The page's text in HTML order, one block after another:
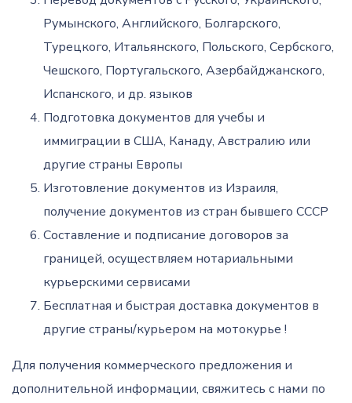
Румынского, Английского, Болгарского,
Турецкого, Итальянского, Польского, Сербского,
Чешского, Португальского, Азербайджанского,
Испанского, и др. языков
Подготовка документов для учебы и
иммиграции в США, Канаду, Австралию или
другие страны Европы
Изготовление документов из Израиля,
получение документов из стран бывшего СССР
Составление и подписание договоров за
границей, осуществляем нотариальными
курьерскими сервисами
Бесплатная и быстрая доставка документов в
другие страны/курьером на мотокурье !
Для получения коммерческого предложения и
дополнительной информации, свяжитесь с нами по